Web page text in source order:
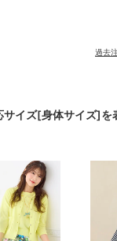
過去
イズ[身体サイズ]を